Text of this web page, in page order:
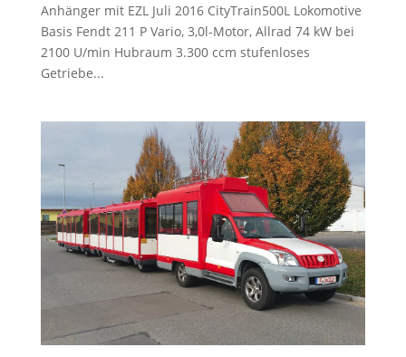
Anhänger mit EZL Juli 2016 CityTrain500L Lokomotive
Basis Fendt 211 P Vario, 3,0l-Motor, Allrad 74 kW bei
2100 U/min Hubraum 3.300 ccm stufenloses
Getriebe...